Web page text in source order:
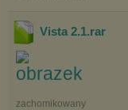
Vista 2.1.rar
zachomikowany